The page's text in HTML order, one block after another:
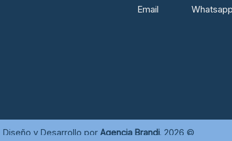
Email
Diseño y Desarrollo por Agencia Brandi. 2026 ©